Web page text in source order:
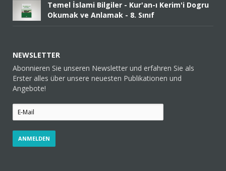
Temel İslami Bilgiler - Kur'an-ı Kerim'i Dogru
Okumak ve Anlamak - 8. Sınıf
NEWSLETTER
Abonnieren Sie unseren Newsletter und erfahren Sie als
Erster alles über unsere neuesten Publikationen und
Angebote!